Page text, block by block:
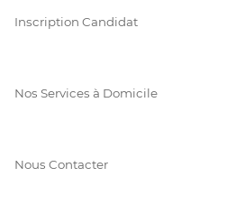
Inscription Candidat
Nos Services à Domicile
Nous Contacter